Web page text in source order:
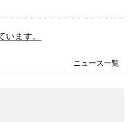
います。
ニュース一覧